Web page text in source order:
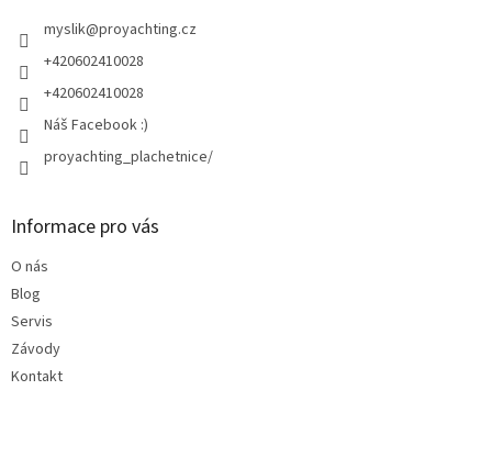
myslik@proyachting.cz
+420602410028
+420602410028
Náš Facebook :)
proyachting_plachetnice/
Informace pro vás
O nás
Blog
Servis
Závody
Kontakt